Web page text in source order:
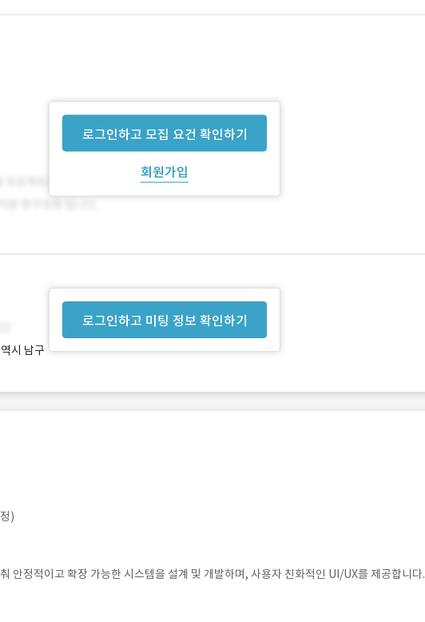
로그인하고 모집 요건 확인하기
회원가입
로그인하고 미팅 정보 확인하기
시 남구
)
안정적이고 확장 가능한 시스템을 설계 및 개발하며, 사용자 친화적인 UI/UX를 제공합니다.